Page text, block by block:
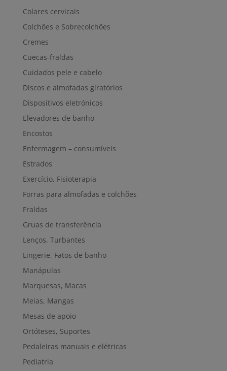
Colares cervicais
Colchões e Sobrecolchões
Cremes
Cuecas-fraldas
Cuidados pele e cabelo
Discos e almofadas giratórios
Dispositivos eletrónicos
Elevadores de banho
Encostos
Enfermagem – consumíveis
Estrados
Exercício, Fisioterapia
Forras para almofadas e colchões
Fraldas
Gruas de transferência
Lenços, Turbantes
Lingerie, Fatos de banho
Manápulas
Marquesas, Macas
Meias, Mangas
Mesas de apoio
Ortóteses, Suportes
Pedaleiras manuais e elétricas
Pediatria